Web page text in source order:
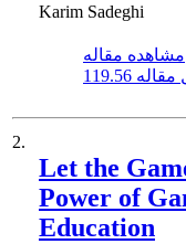
Karim Sadeghi
مشاهده مقاله
مقاله
2.
Let the
Power of
Education